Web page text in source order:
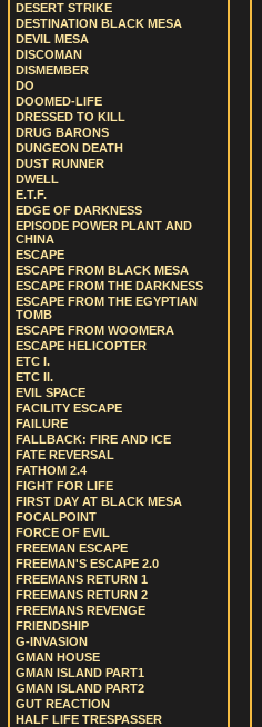
DESERT STRIKE
DESTINATION BLACK MESA
DEVIL MESA
DISCOMAN
DISMEMBER
DO
DOOMED-LIFE
DRESSED TO KILL
DRUG BARONS
DUNGEON DEATH
DUST RUNNER
DWELL
E.T.F.
EDGE OF DARKNESS
EPISODE POWER PLANT AND
CHINA
ESCAPE
ESCAPE FROM BLACK MESA
ESCAPE FROM THE DARKNESS
ESCAPE FROM THE EGYPTIAN
TOMB
ESCAPE FROM WOOMERA
ESCAPE HELICOPTER
ETC I.
ETC II.
EVIL SPACE
FACILITY ESCAPE
FAILURE
FALLBACK: FIRE AND ICE
FATE REVERSAL
FATHOM 2.4
FIGHT FOR LIFE
FIRST DAY AT BLACK MESA
FOCALPOINT
FORCE OF EVIL
FREEMAN ESCAPE
FREEMAN'S ESCAPE 2.0
FREEMANS RETURN 1
FREEMANS RETURN 2
FREEMANS REVENGE
FRIENDSHIP
G-INVASION
GMAN HOUSE
GMAN ISLAND PART1
GMAN ISLAND PART2
GUT REACTION
HALF LIFE TRESPASSER